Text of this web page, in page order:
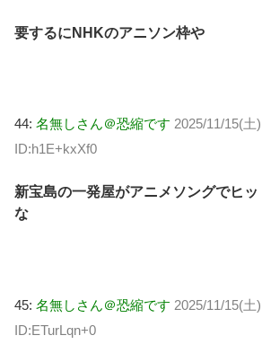
要するにNHKのアニソン枠や
44: 名無しさん＠恐縮です 2025/11/15(土
ID:h1E+kxXf0
新宝島の一発屋がアニメソングでヒ
な
45: 名無しさん＠恐縮です 2025/11/15(土
ID:ETurLqn+0